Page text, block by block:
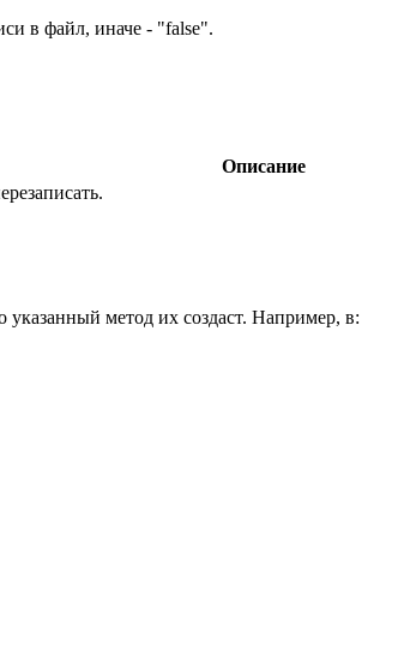
в файл, иначе - "false".
Описание
метод их создаст. Например, в: